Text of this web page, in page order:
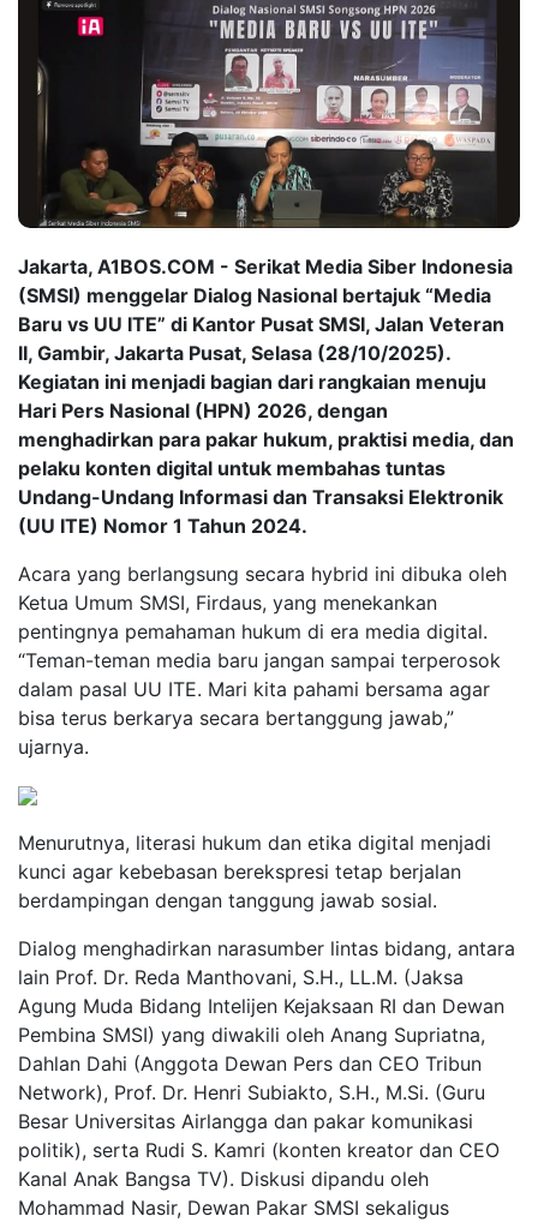
Jakarta, A1BOS.COM - Serikat Media Siber Indonesia
(SMSI) menggelar Dialog Nasional bertajuk “Media
Baru vs UU ITE” di Kantor Pusat SMSI, Jalan Veteran
II, Gambir, Jakarta Pusat, Selasa (28/10/2025).
Kegiatan ini menjadi bagian dari rangkaian menuju
Hari Pers Nasional (HPN) 2026, dengan
menghadirkan para pakar hukum, praktisi media, dan
pelaku konten digital untuk membahas tuntas
Undang-Undang Informasi dan Transaksi Elektronik
(UU ITE) Nomor 1 Tahun 2024.
Acara yang berlangsung secara hybrid ini dibuka oleh
Ketua Umum SMSI, Firdaus, yang menekankan
pentingnya pemahaman hukum di era media digital.
“Teman-teman media baru jangan sampai terperosok
dalam pasal UU ITE. Mari kita pahami bersama agar
bisa terus berkarya secara bertanggung jawab,”
ujarnya.
Menurutnya, literasi hukum dan etika digital menjadi
kunci agar kebebasan berekspresi tetap berjalan
berdampingan dengan tanggung jawab sosial.
Dialog menghadirkan narasumber lintas bidang, antara
lain Prof. Dr. Reda Manthovani, S.H., LL.M. (Jaksa
Agung Muda Bidang Intelijen Kejaksaan RI dan Dewan
Pembina SMSI) yang diwakili oleh Anang Supriatna,
Dahlan Dahi (Anggota Dewan Pers dan CEO Tribun
Network), Prof. Dr. Henri Subiakto, S.H., M.Si. (Guru
Besar Universitas Airlangga dan pakar komunikasi
politik), serta Rudi S. Kamri (konten kreator dan CEO
Kanal Anak Bangsa TV). Diskusi dipandu oleh
Mohammad Nasir, Dewan Pakar SMSI sekaligus